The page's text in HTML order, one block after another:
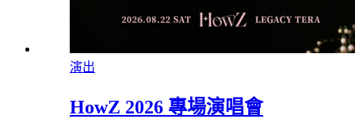
演出
HowZ 2026 專場演唱會